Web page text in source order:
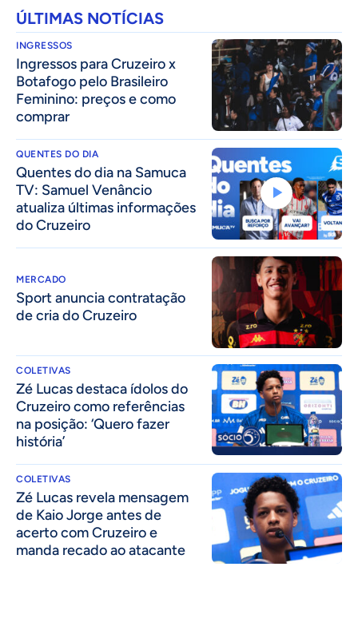
ÚLTIMAS NOTÍCIAS
INGRESSOS
Ingressos para Cruzeiro x
Botafogo pelo Brasileiro
Feminino: preços e como
comprar
QUENTES DO DIA
Quentes do dia na Samuca
TV: Samuel Venâncio
atualiza últimas informações
do Cruzeiro
MERCADO
Sport anuncia contratação
de cria do Cruzeiro
COLETIVAS
Zé Lucas destaca ídolos do
Cruzeiro como referências
na posição: ‘Quero fazer
história’
COLETIVAS
Zé Lucas revela mensagem
de Kaio Jorge antes de
acerto com Cruzeiro e
manda recado ao atacante